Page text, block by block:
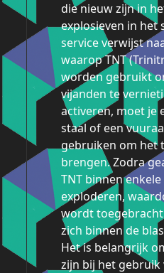
die nieuw zijn in
explosieven in het
service verwijst
waarop TNT
worden gebruikt
vijanden te
activeren, moet je
staal of een
gebruiken om het
brengen. Zodra
TNT binnen
exploderen,
wordt
zich binnen de
Het is belangrijk
zijn bij het gebruik